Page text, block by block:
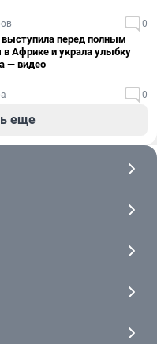
0
выступила перед полным
в Африке и украла улыбку
— видео
0
еще